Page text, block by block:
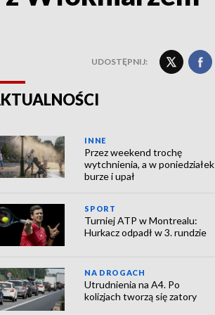
UDOSTĘPNIJ:
INNE
Przez weekend trochę
wytchnienia, a w poniedziałek
burze i upał
SPORT
Turniej ATP w Montrealu:
Hurkacz odpadł w 3. rundzie
NA DROGACH
Utrudnienia na A4. Po
kolizjach tworzą się zatory